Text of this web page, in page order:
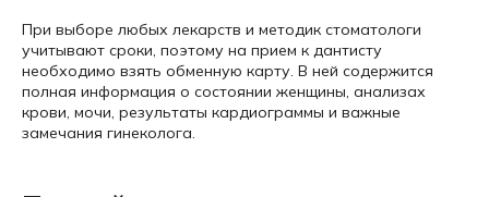
При выборе любых лекарств и методик стоматологи
учитывают сроки, поэтому на прием к дантисту
необходимо взять обменную карту. В ней содержится
полная информация о состоянии женщины, анализах
крови, мочи, результаты кардиограммы и важные
замечания гинеколога.